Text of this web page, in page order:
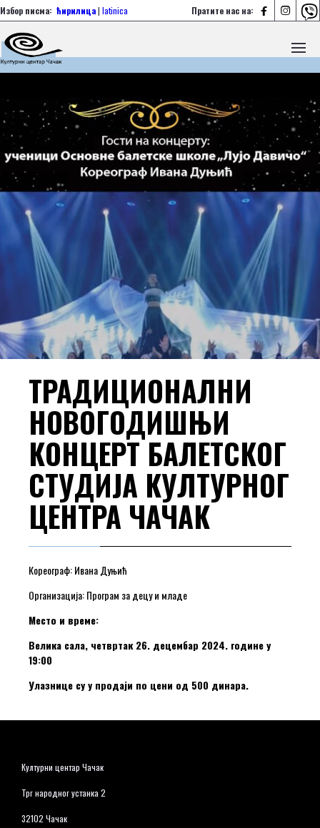
Пратите нас на:   
Избор писма: ћирилица| latinica
ТРАДИЦИОНАЛНИ
НОВОГОДИШЊИ
КОНЦЕРТ БАЛЕТСКОГ
СТУДИЈА КУЛТУРНОГ
ЦЕНТРА ЧАЧАК
Кореограф: Ивана Дуњић
Организација: Програм за децу и младе
Место и време:
Велика сала, четвртак 26. децембар 2024. године у
19:00
Улазнице су у продаји по цени од 500 динара.
Културни центар Чачак
Трг народног устанка 2
32102 Чачак